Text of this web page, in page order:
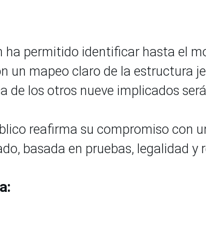
ha permitido identificar hasta el
un mapeo claro de la estructura
de los otros nueve implicados
reafirma su compromiso con
basada en pruebas, legalidad y